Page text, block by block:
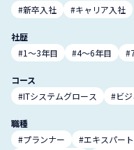
#新卒入社
#キャリア入社
社歴
#1～3年目
#4～6年目
コース
#ITシステムグロース
#ビ
職種
#プランナー
#エキスパー